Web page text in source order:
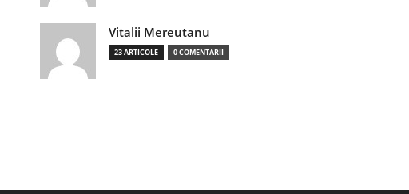
Vitalii Mereutanu
23 ARTICOLE 0 COMENTARII